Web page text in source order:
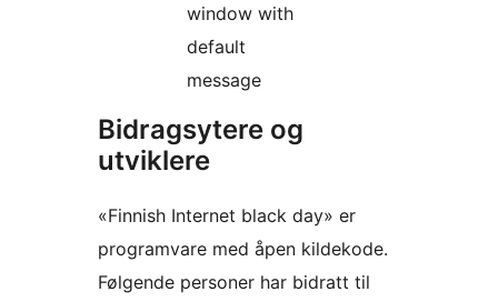
window with
default
message
Bidragsytere og
utviklere
«Finnish Internet black day» er
programvare med åpen kildekode.
Følgende personer har bidratt til